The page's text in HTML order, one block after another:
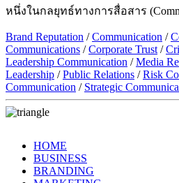
หนึ่งในกลยุทธ์ทางการสื่อสาร
Brand Reputation /Communication /
Communications /Corporate Trust /
Leadership Communication /Media
Leadership /Public Relations /Risk
Communication / Strategic
HOME
BUSINESS
BRANDING